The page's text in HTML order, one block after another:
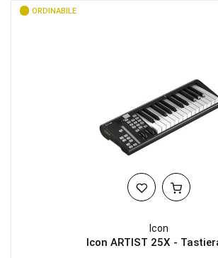
ORDINABILE
Icon
Icon ARTIST 25X -